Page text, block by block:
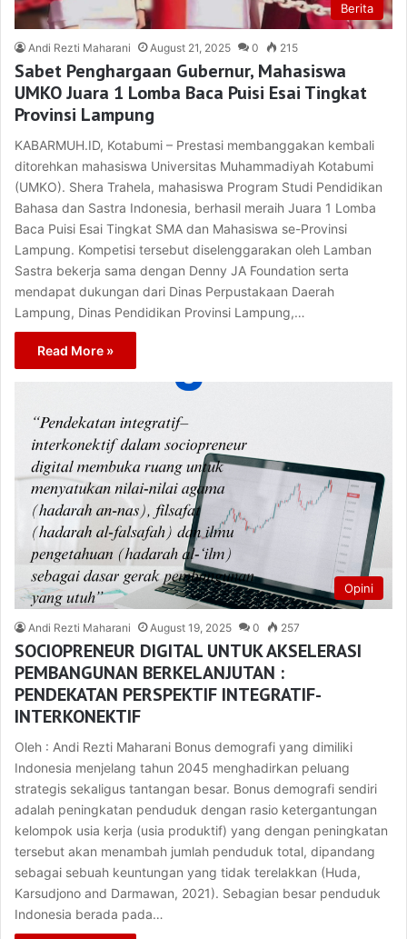
Berita
Andi Rezti Maharani August 21, 2025 0 215
Sabet Penghargaan Gubernur, Mahasiswa
UMKO Juara 1 Lomba Baca Puisi Esai Tingkat
Provinsi Lampung
KABARMUH.ID, Kotabumi – Prestasi membanggakan kembali
ditorehkan mahasiswa Universitas Muhammadiyah Kotabumi
(UMKO). Shera Trahela, mahasiswa Program Studi Pendidikan
Bahasa dan Sastra Indonesia, berhasil meraih Juara 1 Lomba
Baca Puisi Esai Tingkat SMA dan Mahasiswa se-Provinsi
Lampung. Kompetisi tersebut diselenggarakan oleh Lamban
Sastra bekerja sama dengan Denny JA Foundation serta
mendapat dukungan dari Dinas Perpustakaan Daerah
Lampung, Dinas Pendidikan Provinsi Lampung,…
Read More »
Opini
Andi Rezti Maharani August 19, 2025 0 257
SOCIOPRENEUR DIGITAL UNTUK AKSELERASI
PEMBANGUNAN BERKELANJUTAN :
PENDEKATAN PERSPEKTIF INTEGRATIF-
INTERKONEKTIF
Oleh : Andi Rezti Maharani Bonus demografi yang dimiliki
Indonesia menjelang tahun 2045 menghadirkan peluang
strategis sekaligus tantangan besar. Bonus demografi sendiri
adalah peningkatan penduduk dengan rasio ketergantungan
kelompok usia kerja (usia produktif) yang dengan peningkatan
tersebut akan menambah jumlah penduduk total, dipandang
sebagai sebuah keuntungan yang tidak terelakkan (Huda,
Karsudjono and Darmawan, 2021). Sebagian besar penduduk
Indonesia berada pada…